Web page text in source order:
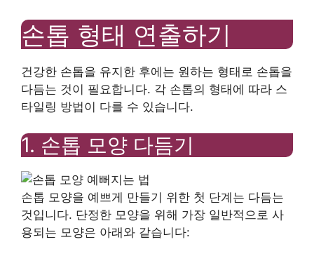
손톱 형태 연출하기
건강한 손톱을 유지한 후에는 원하는 형태로 손톱을
다듬는 것이 필요합니다. 각 손톱의 형태에 따라 스
타일링 방법이 다를 수 있습니다.
1. 손톱 모양 다듬기
손톱 모양을 예쁘게 만들기 위한 첫 단계는 다듬는
것입니다. 단정한 모양을 위해 가장 일반적으로 사
용되는 모양은 아래와 같습니다: